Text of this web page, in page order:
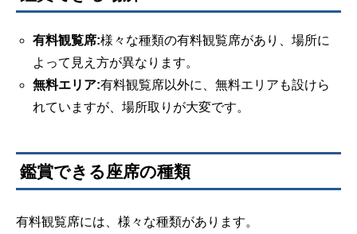
有料観覧席:様々な種類の有料観覧席があり、場所に
よって見え方が異なります。
無料エリア:有料観覧席以外に、無料エリアも設けら
れていますが、場所取りが大変です。
鑑賞できる座席の種類
有料観覧席には、様々な種類があります。